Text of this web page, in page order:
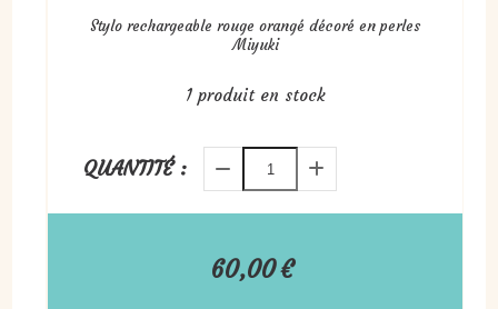
Stylo rechargeable rouge orangé décoré en perles
Miyuki
60,00€
1produit en stock
QUANTITÉ :